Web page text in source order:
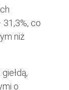
co
niż
o